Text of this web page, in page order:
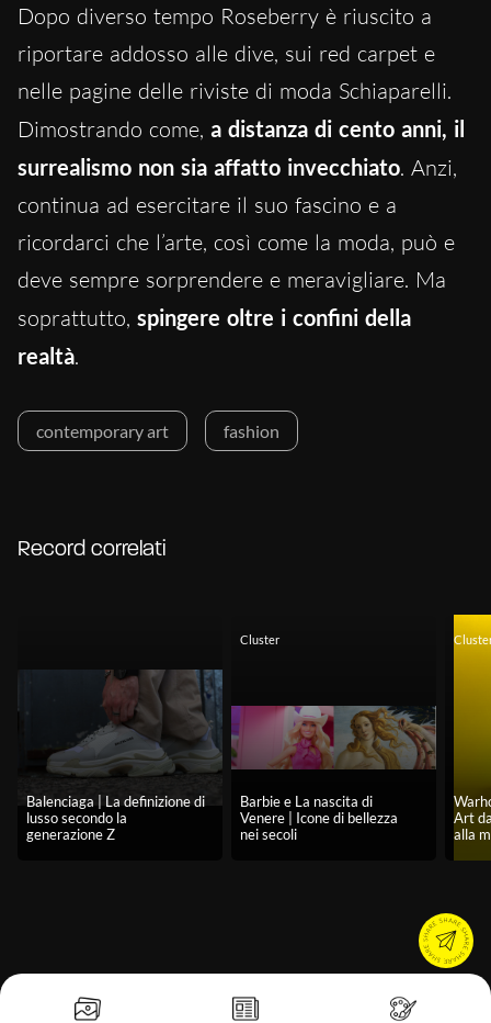
Dopo diverso tempo Roseberry è riuscito a
riportare addosso alle dive, sui red carpet e
nelle pagine delle riviste di moda Schiaparelli.
Dimostrando come, a distanza di cento anni, il
surrealismo non sia affatto invecchiato. Anzi,
continua ad esercitare il suo fascino e a
ricordarci che l’arte, così come la moda, può e
deve sempre sorprendere e meravigliare. Ma
soprattutto, spingere oltre i confini della
realtà.
contemporary art fashion
Record correlati
Balenciaga | La definizione di
lusso secondo la
generazione Z
Cluster
Barbie e La nascita di
Venere | Icone di bellezza
nei secoli
Art
alla